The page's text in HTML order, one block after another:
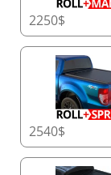
2250$
2540$